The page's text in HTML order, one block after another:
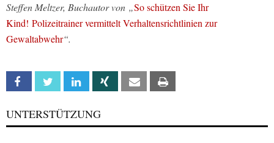
Steffen Meltzer, Buchautor von „So schützen Sie Ihr
Kind! Polizeitrainer vermittelt Verhaltensrichtlinien zur
Gewaltabwehr“.
Facebook Twitter Linkedin Xing Email
UNTERSTÜTZUNG